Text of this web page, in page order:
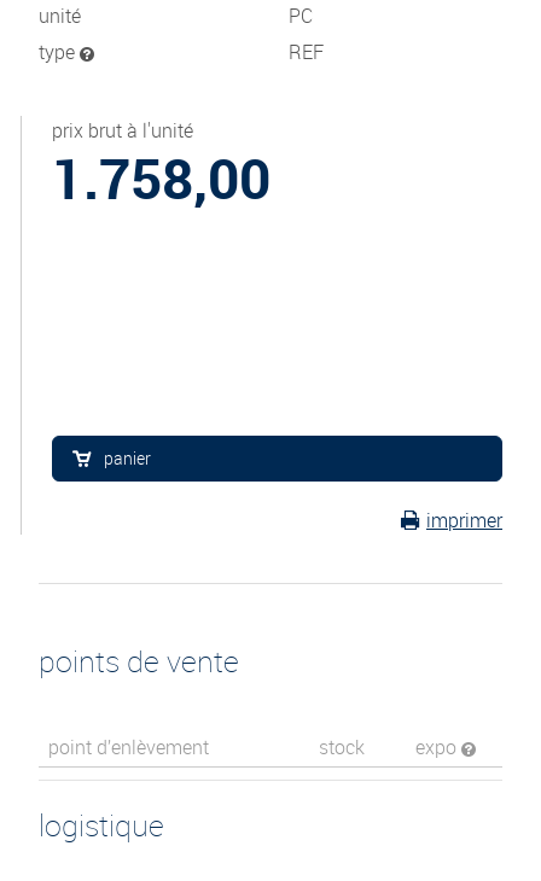
unité
PC
type
REF
prix brut à l'unité
1.758,00
panier
imprimer
points de vente
point d’enlèvement stock expo
logistique